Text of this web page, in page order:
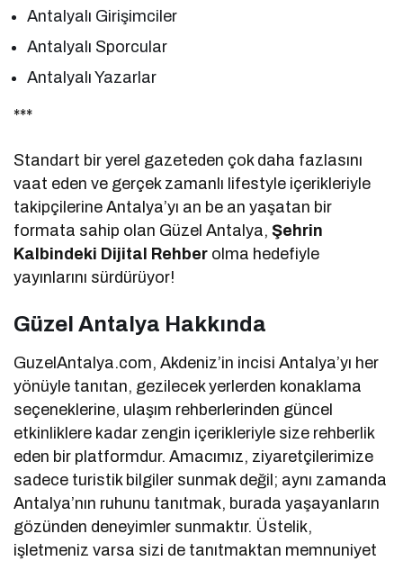
Antalyalı Girişimciler
Antalyalı Sporcular
Antalyalı Yazarlar
***
Standart bir yerel gazeteden çok daha fazlasını
vaat eden ve gerçek zamanlı lifestyle içerikleriyle
takipçilerine Antalya’yı an be an yaşatan bir
formata sahip olan Güzel Antalya,Şehrin
Kalbindeki Dijital Rehber olma hedefiyle
yayınlarını sürdürüyor!
Güzel Antalya Hakkında
GuzelAntalya.com, Akdeniz’in incisi Antalya’yı her
yönüyle tanıtan, gezilecek yerlerden konaklama
seçeneklerine, ulaşım rehberlerinden güncel
etkinliklere kadar zengin içerikleriyle size rehberlik
eden bir platformdur. Amacımız, ziyaretçilerimize
sadece turistik bilgiler sunmak değil; aynı zamanda
Antalya’nın ruhunu tanıtmak, burada yaşayanların
gözünden deneyimler sunmaktır. Üstelik,
işletmeniz varsa sizi de tanıtmaktan memnuniyet